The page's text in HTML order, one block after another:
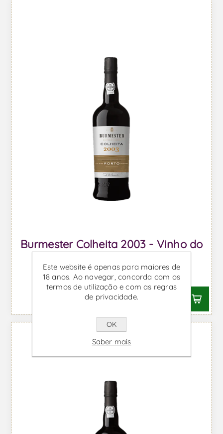
Burmester Colheita 2003 - Vinho do
Desde €50,08 IVA incl.
Este website é apenas para maiores de
18 anos. Ao navegar, concorda com os
termos de utilização e com as regras
de privacidade.
OK
Saber mais